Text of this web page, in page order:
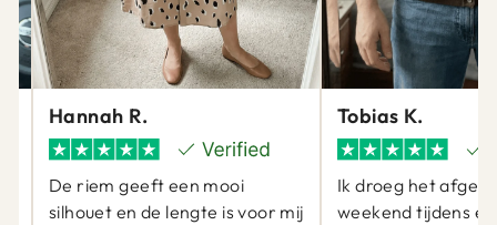
Hannah R.
De riem geeft een mooi
silhouet en de lengte is voor mij
Tobias K.
Ik droeg het
weekend tijdens